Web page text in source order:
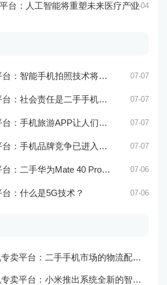
台：人工智能将重塑未来医疗产业07-04
照技术将不断升级，成为手机行业的重要趋势 07-07
任是二手手机市场的使命和价值所在 07-07
手机旅游APP让人们轻松出行 07-07
手机品牌竞争已进入新阶段 07-07
华为Mate 40 Pro市场价格持续下跌 07-06
：什么是5G技术？ 07-06
忠机者手机专卖平台：二手手机市场的物流配送和出售方式
忠机者手机专卖平台：小米推出系统全新的智能厨房